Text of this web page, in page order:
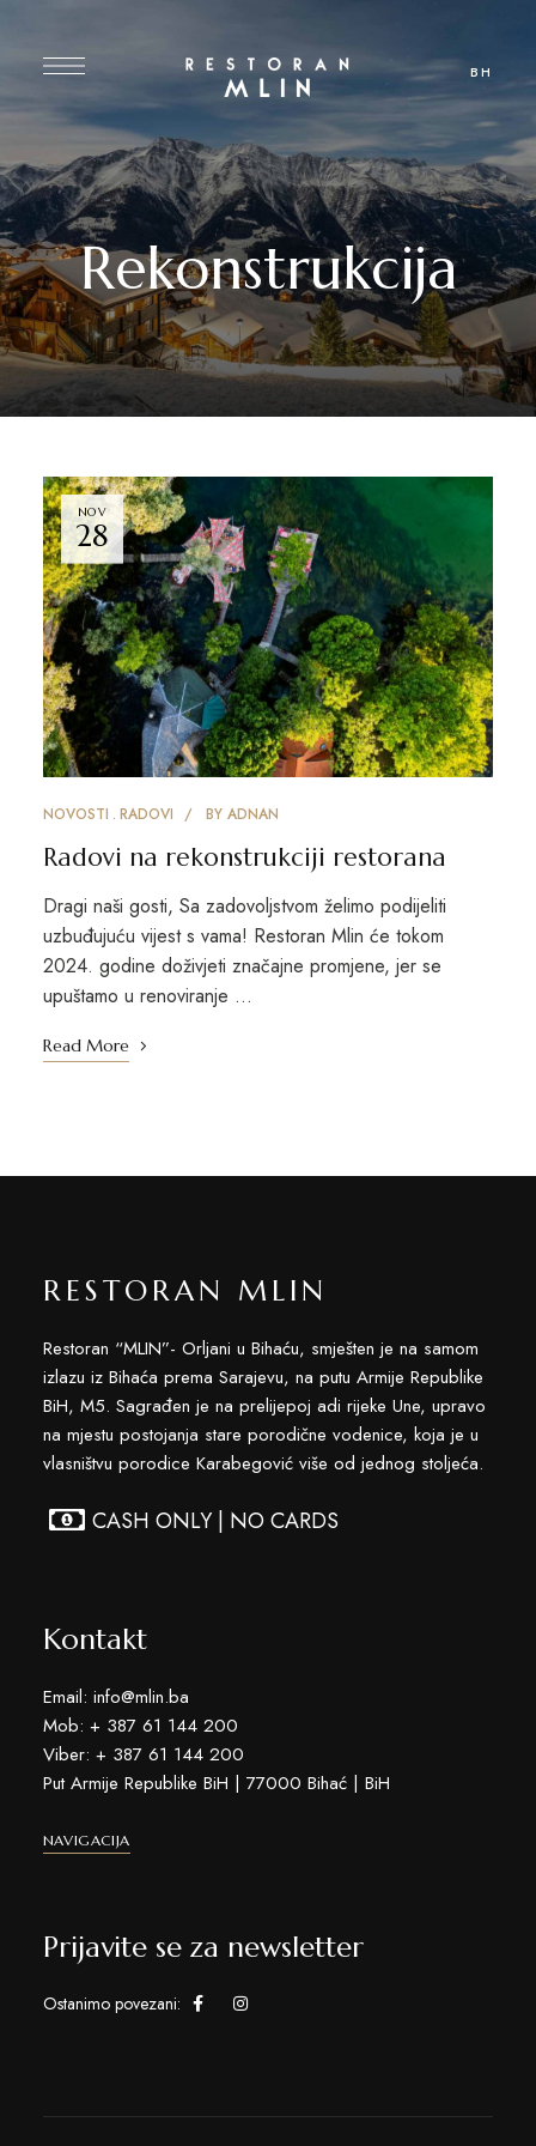
BH
Rekonstrukcija
NOV
28
NOVOSTI RADOVI BY ADNAN
Radovi na rekonstrukciji restorana
Dragi naši gosti, Sa zadovoljstvom želimo podijeliti
uzbuđujuću vijest s vama! Restoran Mlin će tokom
2024. godine doživjeti značajne promjene, jer se
upuštamo u renoviranje …
Read More
RESTORAN MLIN
Restoran “MLIN”- Orljani u Bihaću, smješten je na samom
izlazu iz Bihaća prema Sarajevu, na putu Armije Republike
BiH, M5. Sagrađen je na prelijepoj adi rijeke Une, upravo
na mjestu postojanja stare porodične vodenice, koja je u
vlasništvu porodice Karabegović više od jednog stoljeća.
CASH ONLY | NO CARDS
Kontakt
Email: info@mlin.ba
Mob: + 387 61 144 200
Viber: + 387 61 144 200
Put Armije Republike BiH | 77000 Bihać | BiH
NAVIGACIJA
Prijavite se za newsletter
Ostanimo povezani: